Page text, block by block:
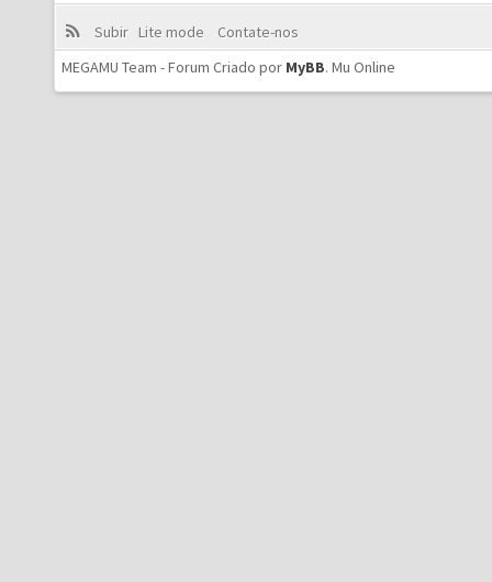
Subir Lite mode
Contate-nos
MEGAMU Team - Forum Criado por MyBB. Mu Online